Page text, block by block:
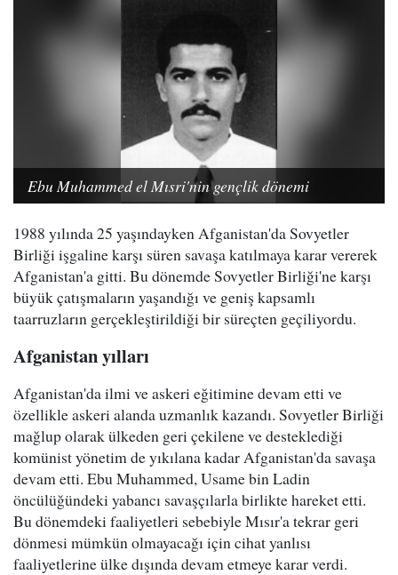
Ebu Muhammed el Mısri'nin gençlik dönemi
1988 yılında 25 yaşındayken Afganistan'da Sovyetler
Birliği işgaline karşı süren savaşa katılmaya karar vererek
Afganistan'a gitti. Bu dönemde Sovyetler Birliği'ne karşı
büyük çatışmaların yaşandığı ve geniş kapsamlı
taarruzların gerçekleştirildiği bir süreçten geçiliyordu.
Afganistan yılları
Afganistan'da ilmi ve askeri eğitimine devam etti ve
özellikle askeri alanda uzmanlık kazandı. Sovyetler Birliği
mağlup olarak ülkeden geri çekilene ve desteklediği
komünist yönetim de yıkılana kadar Afganistan'da savaşa
devam etti. Ebu Muhammed, Usame bin Ladin
öncülüğündeki yabancı savaşçılarla birlikte hareket etti.
Bu dönemdeki faaliyetleri sebebiyle Mısır'a tekrar geri
dönmesi mümkün olmayacağı için cihat yanlısı
faaliyetlerine ülke dışında devam etmeye karar verdi.